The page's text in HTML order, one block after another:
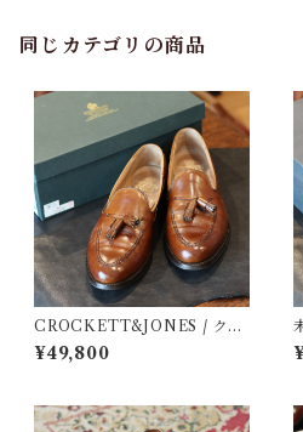
同じカテゴリの商品
CROCKETT&JONES / クロ
ケット＆ジョーンズ / CAVEN
DISH3 / ローファー / 定価12.
¥49,800